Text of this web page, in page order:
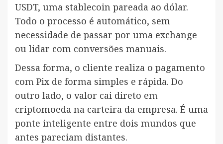
USDT, uma stablecoin pareada ao dólar.
Todo o processo é automático, sem
necessidade de passar por uma exchange
ou lidar com conversões manuais.
Dessa forma, o cliente realiza o pagamento
com Pix de forma simples e rápida. Do
outro lado, o valor cai direto em
criptomoeda na carteira da empresa. É uma
ponte inteligente entre dois mundos que
antes pareciam distantes.